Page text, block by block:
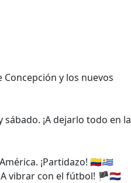
y los nuevos
sábado. ¡A dejarlo todo en la
¡Partidazo! 🇨🇴🇺🇾
vibrar con el fútbol! 🏴🇳🇱